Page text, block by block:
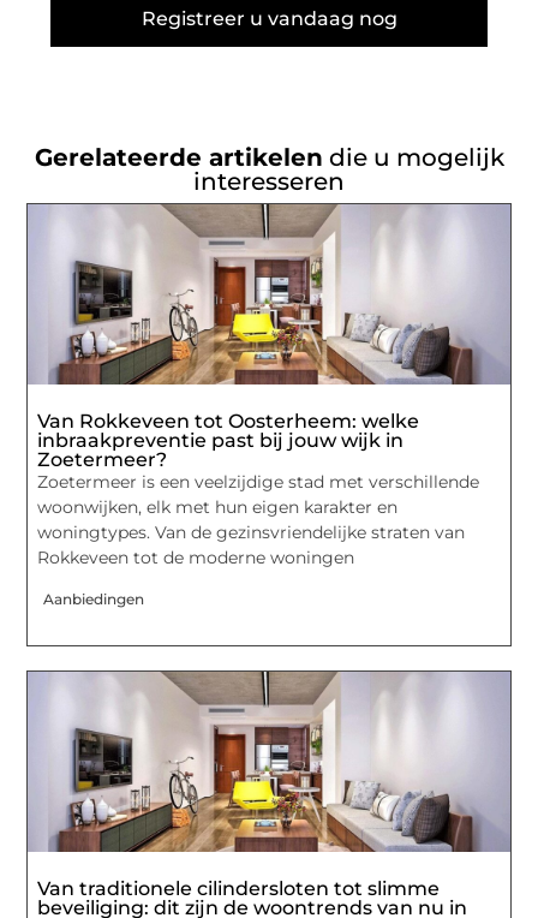
Registreer u vandaag nog
Gerelateerde artikelen die u mogelijk
interesseren
Van Rokkeveen tot Oosterheem: welke
inbraakpreventie past bij jouw wijk in
Zoetermeer?
Zoetermeer is een veelzijdige stad met verschillende
woonwijken, elk met hun eigen karakter en
woningtypes. Van de gezinsvriendelijke straten van
Rokkeveen tot de moderne woningen
Aanbiedingen
Van traditionele cilindersloten tot slimme
beveiliging: dit zijn de woontrends van nu in